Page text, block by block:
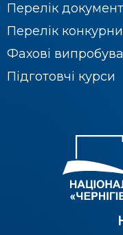
Перелік
Перелік
Фахові
Підготовчі курси